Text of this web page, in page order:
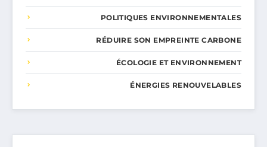
POLITIQUES ENVIRONNEMENTALES
RÉDUIRE SON EMPREINTE CARBONE
ÉCOLOGIE ET ENVIRONNEMENT
ÉNERGIES RENOUVELABLES